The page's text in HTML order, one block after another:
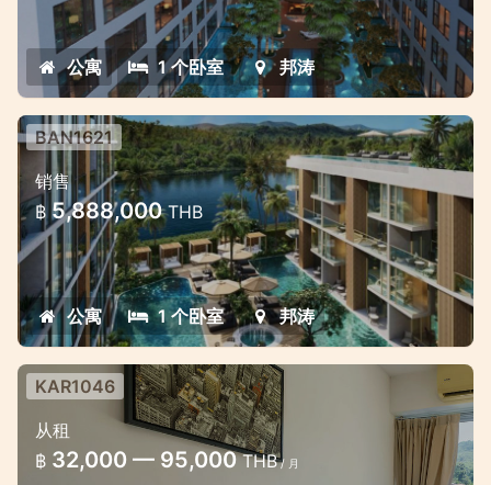
公寓 1 个卧室 邦涛
邦濤湖畔全新美麗公寓
邦濤的最佳投資，擁有絕佳的租賃機會。
BAN1621
销售
฿ 5,888,000THB
公寓 1 个卧室 邦涛
KAR1046
从租
฿ 32,000 — 95,000THB/ 月